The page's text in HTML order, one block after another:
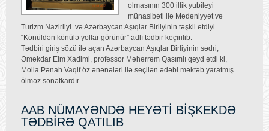
olmasının 300 illik yubileyi
münasibəti ilə Mədəniyyət və
Turizm Nazirliyi və Azərbaycan Aşıqlar Birliyinin təşkil etdiyi
“Könüldən könülə yollar görünür” adlı tədbir keçirilib.
Tədbiri giriş sözü ilə açan Azərbaycan Aşıqlar Birliyinin sədri,
Əməkdar Elm Xadimi, professor Məhərrəm Qasımlı qeyd etdi ki,
Molla Pənah Vaqif öz ənənələri ilə seçilən ədəbi məktəb yaratmış
ölməz sənətkardır.
AAB NÜMAYƏNDƏ HEYƏTİ BİŞKEKDƏ
TƏDBİRƏ QATILIB